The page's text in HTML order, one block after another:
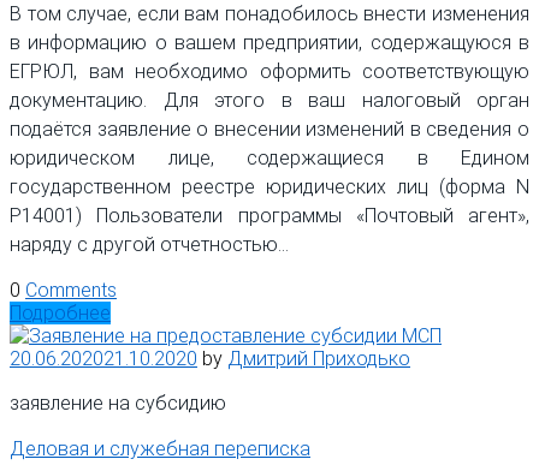
В том случае, если вам понадобилось внести изменения
в информацию о вашем предприятии, содержащуюся в
ЕГРЮЛ, вам необходимо оформить соответствующую
документацию. Для этого в ваш налоговый орган
подаётся заявление о внесении изменений в сведения о
юридическом лице, содержащиеся в Едином
государственном реестре юридических лиц (форма N
Р14001) Пользователи программы «Почтовый агент»,
наряду с другой отчетностью…
0 Comments
Подробнее
20.06.202021.10.2020 by Дмитрий Приходько
заявление на субсидию
Деловая и служебная переписка